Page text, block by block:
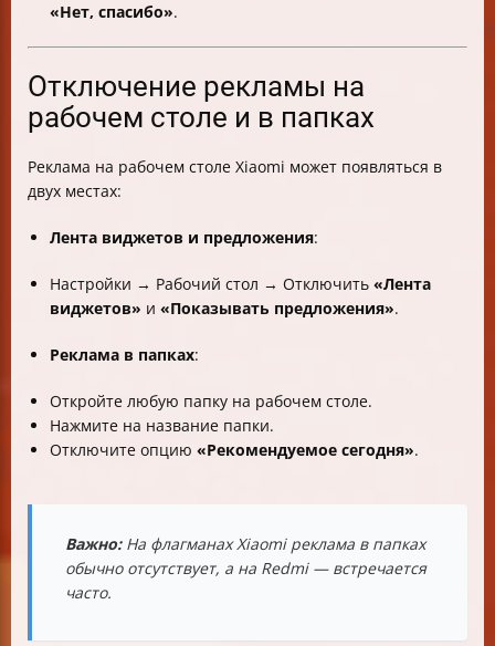
«Нет, спасибо».
Отключение рекламы на
рабочем столе и в папках
Реклама на рабочем столе Xiaomi может появляться в
двух местах:
Лента виджетов и предложения:
Настройки → Рабочий стол → Отключить «Лента
виджетов» и «Показывать предложения».
Реклама в папках:
Откройте любую папку на рабочем столе.
Нажмите на название папки.
Отключите опцию «Рекомендуемое сегодня».
Важно:На флагманах Xiaomi реклама в папках
обычно отсутствует, а на Redmi — встречается
часто.